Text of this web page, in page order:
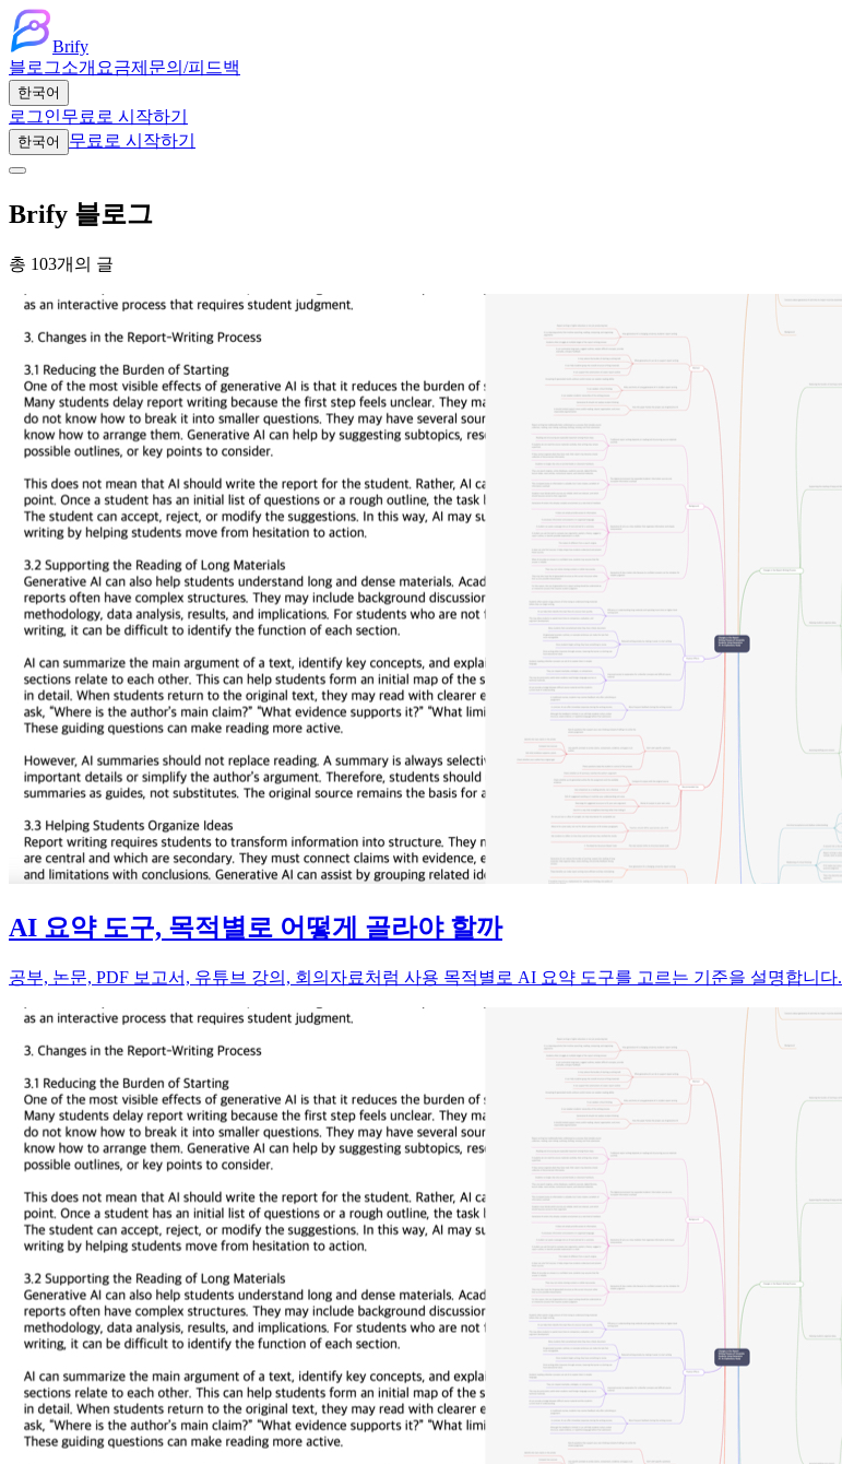
Brify
블로그소개 요금제 문의/피드백
한국어
로그인무료로 시작하기
한국어 무료로 시작하기
Brify 블로그
총 103개의 글
AI 요약 도구, 목적별로 어떻게 골라야 할까
공부, 논문, PDF 보고서, 유튜브 강의, 회의자료처럼 사용 목적별로 AI 요약 도구를 고르는 기준을 설명합니다.